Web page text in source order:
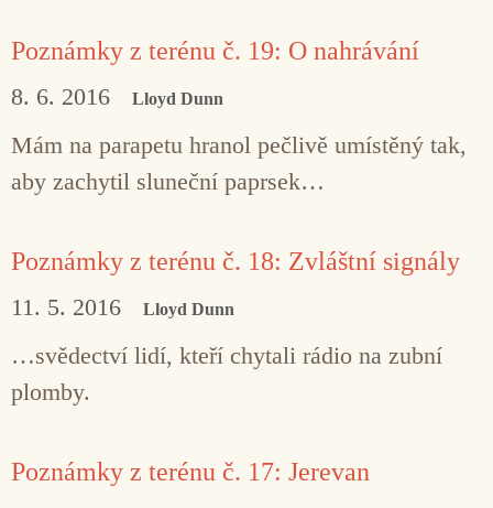
Poznámky z terénu č. 19: O nahrávání
8. 6. 2016 Lloyd Dunn
Mám na parapetu hranol pečlivě umístěný tak,
aby zachytil sluneční paprsek…
Poznámky z terénu č. 18: Zvláštní signály
11. 5. 2016 Lloyd Dunn
…svědectví lidí, kteří chytali rádio na zubní
plomby.
Poznámky z terénu č. 17: Jerevan